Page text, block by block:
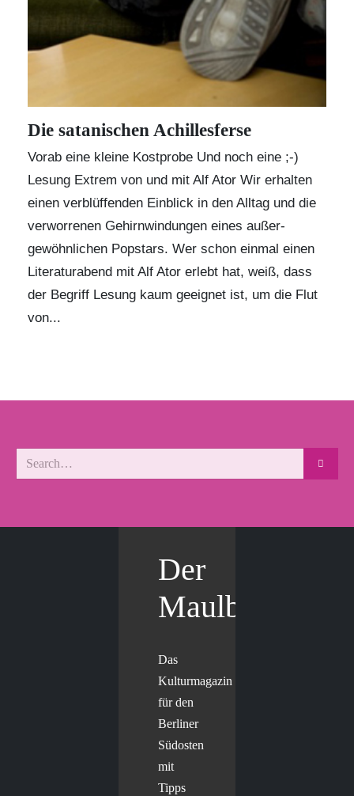
Die satanischen Achillesferse
Vorab eine kleine Kostprobe Und noch eine ;-)
Lesung Extrem von und mit Alf Ator Wir erhalten
einen verblüffenden Einblick in den Alltag und die
verworrenen Gehirnwindungen eines außer-
gewöhnlichen Popstars. Wer schon einmal einen
Literaturabend mit Alf Ator erlebt hat, weiß, dass
der Begriff Lesung kaum geeignet ist, um die Flut
von...
Der
Maulbär
Das
Kulturmagazin
für den
Berliner
Südosten
mit
Tipps